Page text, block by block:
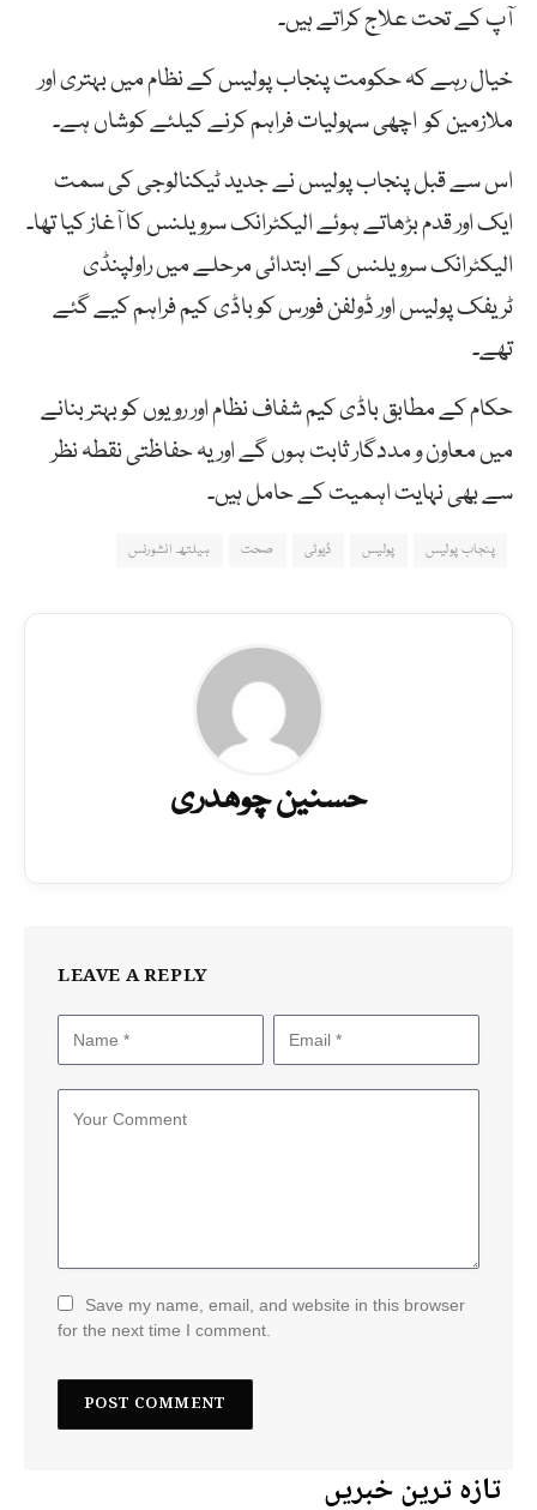
آپ کے تحت علاج کراتے ہیں۔
خیال رہے کہ حکومت پنجاب پولیس کے نظام میں بہتری اور
ملازمین کو اچھی سہولیات فراہم کرنے کیلئے کوشاں ہے۔
اس سے قبل پنجاب پولیس نے جدید ٹیکنالوجی کی سمت
ایک اور قدم بڑھاتے ہوئے الیکٹرانک سرویلنس کا آغاز کیا تھا۔
الیکٹرانک سرویلنس کے ابتدائی مرحلے میں راولپنڈی
ٹریفک پولیس اور ڈولفن فورس کو باڈی کیم فراہم کیے گئے
تھے۔
حکام کے مطابق باڈی کیم شفاف نظام اور رویوں کو بہتر بنانے
میں معاون و مددگار ثابت ہوں گے اور یہ حفاظتی نقطہ نظر
سے بھی نہایت اہمیت کے حامل ہیں۔
پنجاب پولیس پولیس ڈیوٹی صحت ہیلتھ انشورنس
حسنین چوھدری
LEAVE A REPLY
Save my name, email, and website in this browser
for the next time I comment.
تازہ ترین خبریں